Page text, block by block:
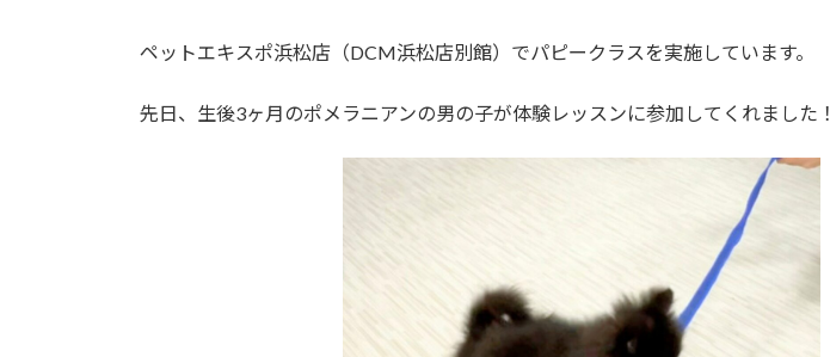
ペットエキスポ浜松店（DCM浜松店別館）でパピークラスを実施しています。
先日、生後3ヶ月のポメラニアンの男の子が体験レッスンに参加してくれました！